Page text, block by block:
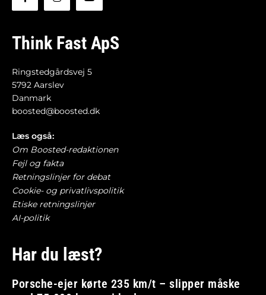
Think Fast ApS
Ringstedgårdsvej 5
5792 Aarslev
Danmark
boosted@boosted.dk
Læs også:
Om Boosted-redaktionen
Fejl og fakta
Retningslinjer for debat
Cookie- og privatlivspolitik
Etiske retningslinjer
AI-politik
Har du læst?
Porsche-ejer kørte 235 km/t – slipper måske